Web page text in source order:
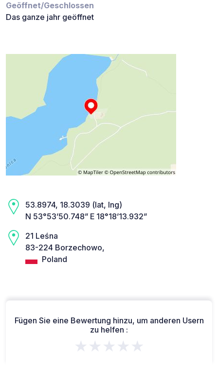
Geöffnet/Geschlossen
Das ganze jahr geöffnet
53.8974, 18.3039 (lat, lng)
N 53°53’50.748” E 18°18’13.932”
21 Leśna
83-224 Borzechowo,
Poland
Fügen Sie eine Bewertung hinzu, um anderen Usern
zu helfen :
★★★★★